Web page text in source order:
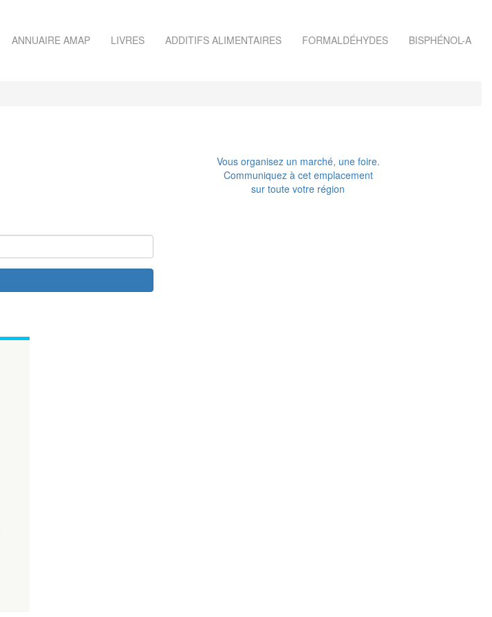
ANNUAIRE AMAP LIVRES ADDITIFS ALIMENTAIRES FORMALDÉHYDES BISPHÉNOL-A
Vous organisez un marché, une foire.
Communiquez à cet emplacement
sur toute votre région